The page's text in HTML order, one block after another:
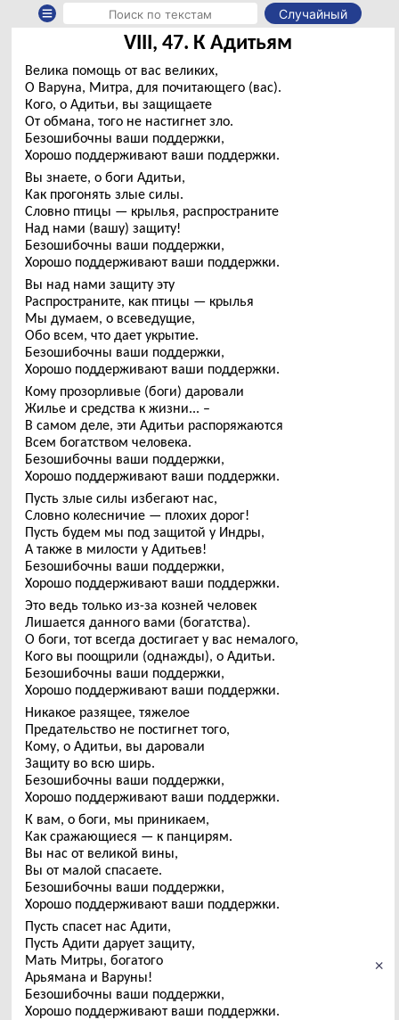
Случайный
×
VIII, 47. К Адитьям
Велика помощь от вас великих,
О Варуна, Митра, для почитающего (вас).
Кого, о Адитьи, вы защищаете
От обмана, того не настигнет зло.
Безошибочны ваши поддержки,
Хорошо поддерживают ваши поддержки.
Вы знаете, о боги Адитьи,
Как прогонять злые силы.
Словно птицы — крылья, распространите
Над нами (вашу) защиту!
Безошибочны ваши поддержки,
Хорошо поддерживают ваши поддержки.
Вы над нами защиту эту
Распространите, как птицы — крылья
Мы думаем, о всеведущие,
Обо всем, что дает укрытие.
Безошибочны ваши поддержки,
Хорошо поддерживают ваши поддержки.
Кому прозорливые (боги) даровали
Жилье и средства к жизни... –
В самом деле, эти Адитьи распоряжаются
Всем богатством человека.
Безошибочны ваши поддержки,
Хорошо поддерживают ваши поддержки.
Пусть злые силы избегают нас,
Словно колесничие — плохих дорог!
Пусть будем мы под защитой у Индры,
А также в милости у Адитьев!
Безошибочны ваши поддержки,
Хорошо поддерживают ваши поддержки.
Это ведь только из-за козней человек
Лишается данного вами (богатства).
О боги, тот всегда достигает у вас немалого,
Кого вы поощрили (однажды), о Адитьи.
Безошибочны ваши поддержки,
Хорошо поддерживают ваши поддержки.
Никакое разящее, тяжелое
Предательство не постигнет того,
Кому, о Адитьи, вы даровали
Защиту во всю ширь.
Безошибочны ваши поддержки,
Хорошо поддерживают ваши поддержки.
К вам, о боги, мы приникаем,
Как сражающиеся — к панцирям.
Вы нас от великой вины,
Вы от малой спасаете.
Безошибочны ваши поддержки,
Хорошо поддерживают ваши поддержки.
Пусть спасет нас Адити,
Пусть Адити дарует защиту,
Мать Митры, богатого
Арьямана и Варуны!
Безошибочны ваши поддержки,
Хорошо поддерживают ваши поддержки.